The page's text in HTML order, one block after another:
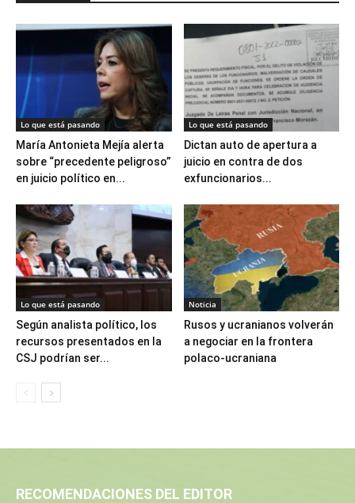
Lo que está pasando
María Antonieta Mejía alerta
sobre “precedente peligroso”
en juicio político en...
Lo que está pasando
Dictan auto de apertura a
juicio en contra de dos
exfuncionarios...
Lo que está pasando
Según analista político, los
recursos presentados en la
CSJ podrían ser...
Noticia
Rusos y ucranianos volverán
a negociar en la frontera
polaco-ucraniana
RECOMENDACIONES DEL EDITOR